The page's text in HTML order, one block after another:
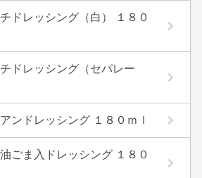
ドレッシング（白） １８０
ドレッシング（セパレー
ンドレッシング １８０ｍｌ
ごま入ドレッシング １８０